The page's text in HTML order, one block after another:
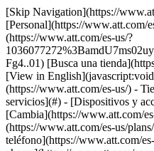
[Skip Navigation](https://www.att.com#mega-z2_jump_link) [Personal](https://www.att.com/es-us/) [Empresas](https://www.att.com/es-us/?1036077272%3BamdU7ms02uyDVD7hILrWak6c7DshIidU2t-Fg4..01) [Busca una tienda](https://www.att.com/es-us/stores/) [View in English](javascript:void%280%29) [](https://www.att.com/es-us/) - Tienda ## Tienda - [Planes y servicios](#) - [Dispositivos y accesorios](#) Acciones rápidas [Cambia](https://www.att.com/es-us/upgrade/) [Añade una línea](https://www.att.com/es-us/plans/add-a-line/) [Trae tu propio teléfono](https://www.att.com/es-us/wireless/byod/) [Cambia y ahorra](https://www.att.com/es-us/wireless/switch-and-save/) ### Paquetes - [Explorar paquetes](https://www.att.com/es-us/bundles/) - [AT&T OneConnect](https://www.att.com/es-us/oneconnect/) - [Build-A-Plan](https://www.att.com/es-us/plans/build-a-plan) - [Internet + servicio móvil](https://www.att.com/es-us/bundles/internet-wireless/) - [Internet + teléfono residencial](https://www.att.com/es-us/home-phone/) - [Clientes 55+](https://www.att.com/es-us/bundles/55-plus-internet-wireless/) ### Móvil - [Explora servicio móvil](https://www.att.com/es-us/wireless/) - [Planes de teléfonos](https://www.att.com/es-us/plans/wireless/) - [Cobertura de la red](https://www.att.com/es-us/maps/wireless-coverage.html) - [Prepago](https://www.att.com/es-us/prepaid/) - [Adicionales internacionales](https://www.att.com/es-us/international/) - [Auto conectado](https://www.att.com/es-us/plans/connected-car/) ### Internet residencial - [Explora internet residencial](https://www.att.com/es-us/internet/) - [Ve la disponibilidad](https://www.att.com/es-us/buy/internet/plans/) - [AT&T Fiber](https://www.att.com/es-us/internet/fiber/) - [AT&T Internet Air](https://www.att.com/es-us/internet/internet-air/) - [Teléfono residencial](https://www.att.com/es-us/home-phone/services/) [__Ahorra a lo grande en todo__ __regreso a clases__ \ Ver ofertas](https://www.att.com/es-us/deals/back-to-school/) Últimas novedades [Samsung Galaxy Z Fold8](https://www.att.com/es-us/buy/phones/samsung-galaxy-z-fold8.html) [iPhone 17 Pro](https://www.att.com/es-us/buy/phones/apple-iphone-17-pro.html) [AirPods Pro 3](https://www.att.com/es-us/buy/accessories/Headphones/apple-airpods-pro-3.html) [Google Pixel 10 Pro](https://www.att.com/es-us/buy/phones/google-pixel-10-pro.html) ### Dispositivos - [Teléfonos](https://www.att.com/es-us/buy/phones/) - [Teléfonos prepagados](https://www.att.com/es-us/buy/prepaid-phones/) - [Tablets](https://www.att.com/es-us/buy/tablets/) - [Relojes inteligentes](https://www.att.com/es-us/buy/wearables/) - [Usado certificado de AT&T](https://www.att.com/es-us/buy/phones/browse/att-certified-preowned) ### Accesorios - [Ver todos los accesorios](https://www.att.com/es-us/accessories/) - [Estuches](https://www.att.com/es-us/buy/accessories/browse/cases/) - [Cargadores](https://www.att.com/es-us/buy/accessories/browse/chargers/) - [Protector para pantalla](https://www.att.com/es-us/buy/accessories/browse/screen-protectors/) - [Audífonos](https://www.att.com/es-us/buy/accessories/browse/headphones/) ### Brands - [Apple](https://www.att.com/es-us/buy/phones/browse/apple/) - [Samsung](https://www.att.com/es-us/buy/phones/browse/samsung/) - [Motorola](https://www.att.com/es-us/buy/phones/browse/motorola/) - [Google](https://www.att.com/es-us/buy/phones/browse/google/) - [Meta](https://www.att.com/es-us/buy/accessories/browse/all/meta/) [__Obtén el nuevo Samsung Galaxy Z Fold8 por $0 con intercambio elegible__ \ Reserva](https://www.att.com/es-us/buy/phones/samsung-galaxy-z-fold8.html) - Ofertas ## Ofertas - [Nuevos y destacados](#) - [Descuentos para clientes](#) Destacados [Ve todas las ofertas](https://www.att.com/es-us/deals/) [Ofertas de servicio móvil](https://www.att.com/es-us/deals/cell-phone-deals/) [Ofertas de internet](https://www.att.com/es-us/deals/internet/) [Ofertas de intercambio](https://www.att.com/es-us/buy/phones/browse/tradeinoffer/) [Sin ofertas de intercambio](https://www.att.com/es-us/buy/phones/browse/nontradeinoffer/) ### Ofertas de tendencia - [Samsung Galaxy](https://www.att.com/es-us/buy/phones/browse/samsung_hasdeals_value_nontradeinoffer_tradeinoffer/) - [Apple iPhone](https://www.att.com/es-us/buy/phones/browse/apple_hasdeals_value_nontradeinoffer_tradeinoffer/) - [Menos de $50](https://www.att.com/es-us/buy/accessories/browse/all/price-range-25-50_price-range-5-25_5-and-under/) - [Ofertas de regreso a clases](https://www.att.com/es-us/deals/back-to-school/) ### Ofertas de dispositivos y accesorios - [Teléfonos](https://www.att.com/es-us/buy/phones/browse/hasdeals_value_nontradeinoffer_tradeinoffer/) - [Teléfonos prepagados](https://www.att.com/es-us/buy/prepaid-phones/browse/hasdeals/) - [Tablets](https://www.att.com/es-us/buy/tablets/browse/hasdeals_nontradeinoffer/) - [Relojes inteligentes](https://www.att.com/es-us/buy/wearables/browse/hasdeals_nontradeinoffer/) - [Ofertas de accesorios](https://www.att.com/es-us/buy/accessories/browse/all/deals/) ###